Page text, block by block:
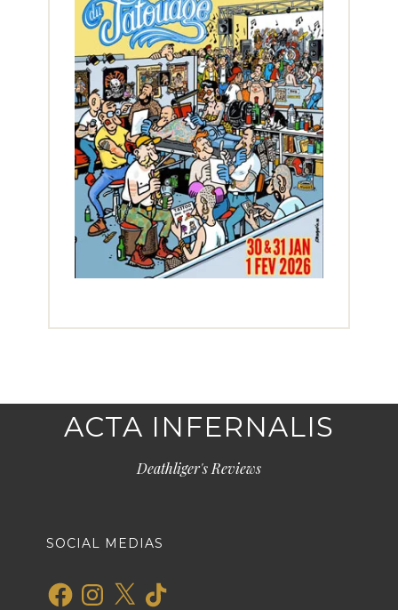
ACTA INFERNALIS
Deathliger's Reviews
SOCIAL MEDIAS
FacebookInstagram
X TikTok